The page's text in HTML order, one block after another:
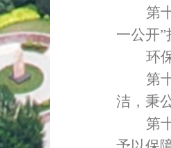
第
一公开
环
第
洁，秉
第